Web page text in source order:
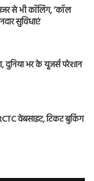
से भी कॉलिंग, ‘कॉल
सुविधाएं
भर के यूजर्स परेशान
वेबसाइट, टिकट बुकिंग